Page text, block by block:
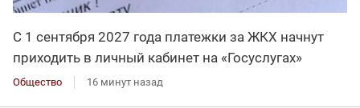
С 1 сентября 2027 года платежки за ЖКХ начнут
приходить в личный кабинет на «Госуслугах»
Общество 16 минут назад